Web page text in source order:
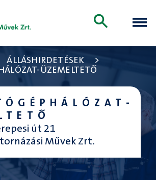
ÁLLÁSHIRDETÉSEK
>
ÜZEMELTETŐ
út 21
Művek Zrt.